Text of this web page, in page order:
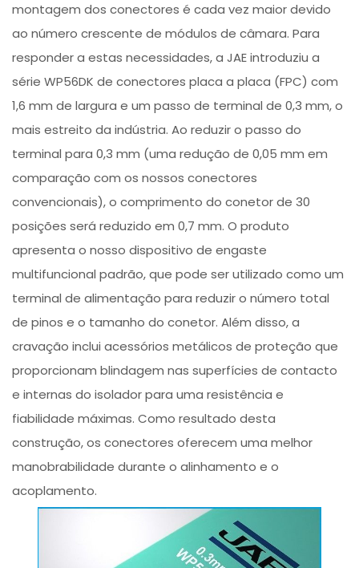
montagem dos conectores é cada vez maior devido
ao número crescente de módulos de câmara. Para
responder a estas necessidades, a JAE introduziu a
série WP56DK de conectores placa a placa (FPC) com
1,6 mm de largura e um passo de terminal de 0,3 mm, o
mais estreito da indústria. Ao reduzir o passo do
terminal para 0,3 mm (uma redução de 0,05 mm em
comparação com os nossos conectores
convencionais), o comprimento do conetor de 30
posições será reduzido em 0,7 mm. O produto
apresenta o nosso dispositivo de engaste
multifuncional padrão, que pode ser utilizado como um
terminal de alimentação para reduzir o número total
de pinos e o tamanho do conetor. Além disso, a
cravação inclui acessórios metálicos de proteção que
proporcionam blindagem nas superfícies de contacto
e internas do isolador para uma resistência e
fiabilidade máximas. Como resultado desta
construção, os conectores oferecem uma melhor
manobrabilidade durante o alinhamento e o
acoplamento.